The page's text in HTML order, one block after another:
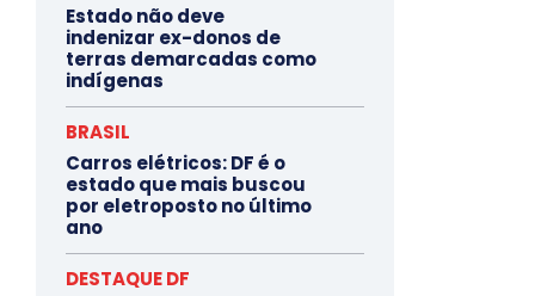
Estado não deve
indenizar ex-donos de
terras demarcadas como
indígenas
BRASIL
Carros elétricos: DF é o
estado que mais buscou
por eletroposto no último
ano
DESTAQUE DF